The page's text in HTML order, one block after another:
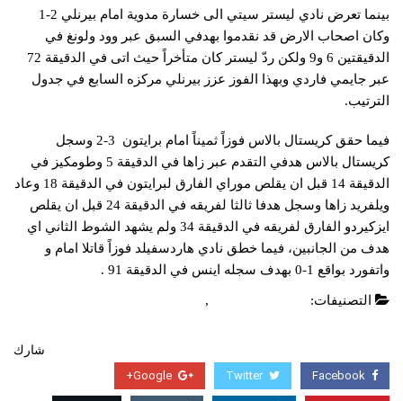
بينما تعرض نادي ​ليستر سيتي​ الى خسارة مدوية امام ​بيرنلي​ 2-1
وكان اصحاب الارض قد نقدموا بهدفي السبق عبر وود ولونغ في
الدقيقتين 6 و9 ولكن ردّ ليستر كان متأخراً حيث اتى في الدقيقة 72
عبر ​جايمي فاردي​ وبهذا الفوز عزز بيرنلي مركزه السابع في جدول
الترتيب.
فيما حقق ​كريستال بالاس​ فوزاً ثميناً امام ​برايتون​ 3-2 وسجل
كريستال بالاس هدفي التقدم عبر زاها في الدقيقة 5 وطومكيز في
الدقيقة 14 قبل ان يقلص ​موراي​ الفارق لبرايتون في الدقيقة 18 وعاد
ويلفريد زاها وسجل هدفا ثالثا لفريقه في الدقيقة 24 قبل ان يقلص
ايزكيردو الفارق لفريقه في الدقيقة 34 ولم يشهد الشوط الثاني اي
هدف من الجانبين، فيما خطق نادي ​هاردسفيلد​ فوزاً قاتلا امام و​
واتفورد​ بواقع 1-0 بهدف سجله اينس في الدقيقة 91 .
التصنيفات: ,
شارك
Facebook
Twitter
Google+